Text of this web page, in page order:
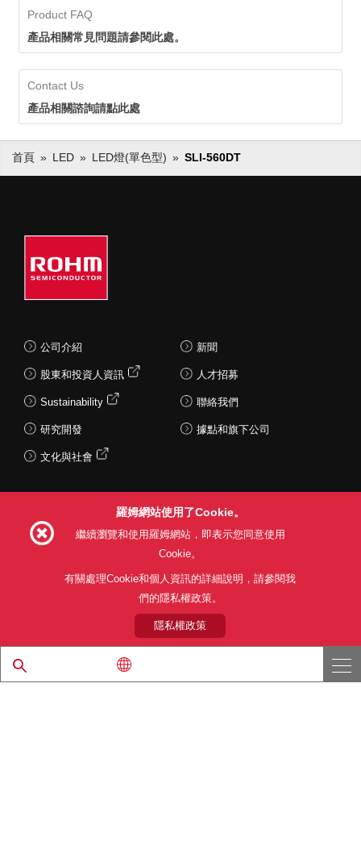
Product FAQ
產品相關常見問題請參閱此處。
Contact Us
產品相關諮詢請點此處
首頁 LED LED燈(單色型) SLI-560DT
公司介紹
股東和投資人資訊
Sustainability
研究開發
文化與社會
新聞
人才招募
聯絡我們
據點和旗下公司
利用目的 隱私權政策
關於本公司產品銷售之標準條款(PDF)
© 1997 - 2026 ROHM CO., LTD. ALL RIGHTS RESERVED.
羅姆網站使用了Cookie。
繼續瀏覽和使用羅姆網站，即表示您同意使用
Cookie。
有關處理Cookie和個人資訊的詳細說明，請參閱我
們的隱私權政策。
隱私權政策